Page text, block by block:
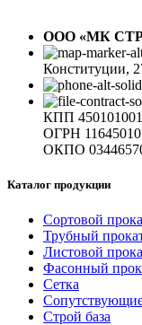
ООО «МК
Конституции,
КПП 450101001
ОГРН
ОКПО
Каталог продукции
Сортовой
Трубный
Листовой
Фасонный
Сетка
Строй база